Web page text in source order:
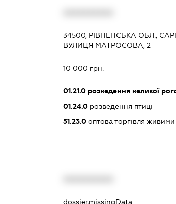
34500, РІВНЕНСЬКА ОБЛ.,
ВУЛИЦЯ МАТРОСОВА, 2
10 000 грн.
01.21.0розведення великої
01.24.0розведення птиці
51.23.0оптова торгівля
dossier.missingData